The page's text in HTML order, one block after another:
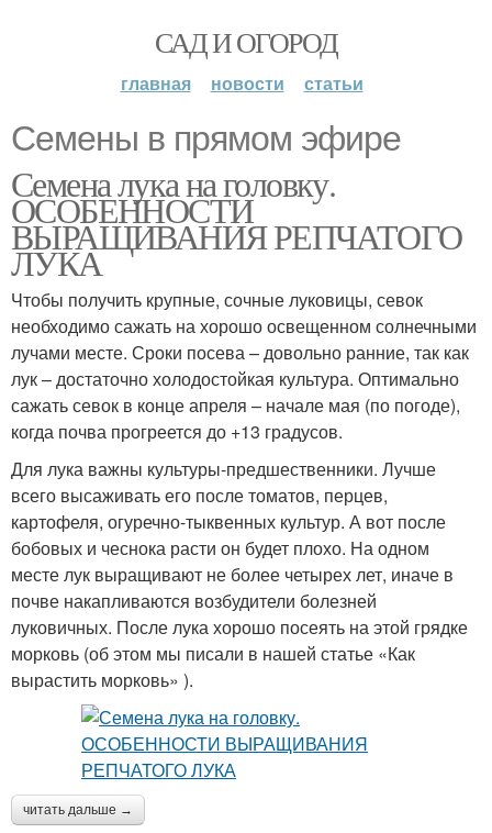
САД И ОГОРОД
главная новости статьи
Семены в прямом эфире
Семена лука на головку.
ОСОБЕННОСТИ
ВЫРАЩИВАНИЯ РЕПЧАТОГО
ЛУКА
Чтобы получить крупные, сочные луковицы, севок
необходимо сажать на хорошо освещенном солнечными
лучами месте. Сроки посева – довольно ранние, так как
лук – достаточно холодостойкая культура. Оптимально
сажать севок в конце апреля – начале мая (по погоде),
когда почва прогреется до +13 градусов.
Для лука важны культуры-предшественники. Лучше
всего высаживать его после томатов, перцев,
картофеля, огуречно-тыквенных культур. А вот после
бобовых и чеснока расти он будет плохо. На одном
месте лук выращивают не более четырех лет, иначе в
почве накапливаются возбудители болезней
луковичных. После лука хорошо посеять на этой грядке
морковь (об этом мы писали в нашей статье «Как
вырастить морковь» ).
читать дальше →